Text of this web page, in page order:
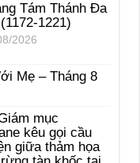
Tám Thánh Ða
1221)
2026
Mẹ – Tháng 8
mục
kêu gọi cầu
giữa thảm họa